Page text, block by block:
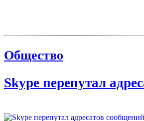
Общество
Skype перепутал